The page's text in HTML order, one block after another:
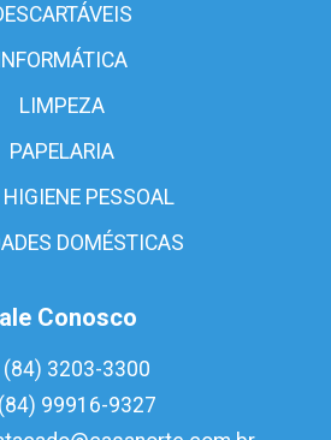
LIMPEZA
PAPELARIA
HIGIENE PESSOAL
DOMÉSTICAS
Conosco
(84) 3203-3300
(84) 99916-9327